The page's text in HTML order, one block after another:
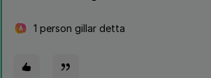
A 1 person gillar detta